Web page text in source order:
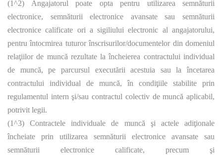
(1^2) Angajatorul poate opta pentru utilizarea semnăturii
electronice, semnăturii electronice avansate sau semnăturii
electronice calificate ori a sigiliului electronic al angajatorului,
pentru întocmirea tuturor înscrisurilor/documentelor din domeniul
relaţiilor de muncă rezultate la încheierea contractului individual
de muncă, pe parcursul executării acestuia sau la încetarea
contractului individual de muncă, în condiţiile stabilite prin
regulamentul intern şi/sau contractul colectiv de muncă aplicabil,
potrivit legii.
(1^3) Contractele individuale de muncă şi actele adiţionale
încheiate prin utilizarea semnăturii electronice avansate sau
semnăturii electronice calificate, precum şi